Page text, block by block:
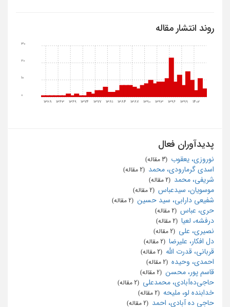
روند انتشار مقاله
1328 1363 1369 1374 1377 1381 1384 1387 1390 1393 1396 1399 1402
10
20
30
پدیدآوران فعال
نوروزی، یعقوب
اسدی گرمارودی، محمد
شریفی، محمد
موسویان، سیدعباس
شفیعی دارابی، سید حسین
حری، عباس
درفشه، لعیا
نصیری، علی
دل افکار، علیرضا
قربانی، قدرت الله
احمدی، وحیده
قاسم پور، محسن
حاجی‌ده‌آبادی، محمدعلی
خدابنده لو، ملیحه
حاجی ده آبادی، احمد